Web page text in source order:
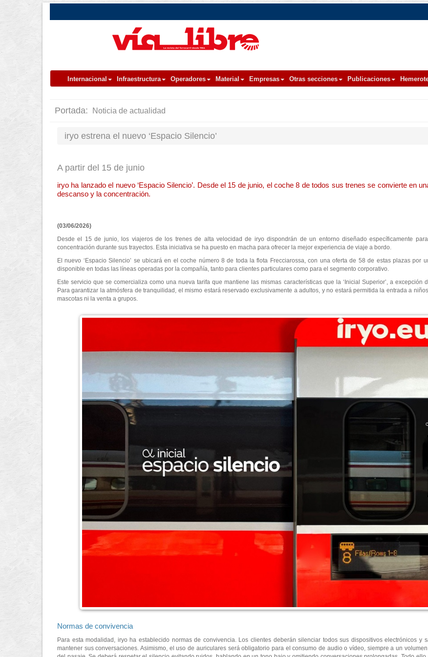
Internacional Infraestructura Operadores Material Empresas Otras secciones Publicaciones
Portada: Noticia de actualidad
iryo estrena el nuevo ‘Espacio Silencio’
A partir del 15 de junio
iryo ha lanzado el nuevo ‘Espacio Silencio’. Desde el 15 de junio, el coche 8 de todos sus trenes se convierte en
descanso y la concentración.
(03/06/2026)
Desde el 15 de junio, los viajeros de los trenes de alta velocidad de iryo dispondrán de un entorno diseñado específicamente
concentración durante sus trayectos. Esta iniciativa se ha puesto en macha para ofrecer la mejor experiencia de viaje a bordo.
El nuevo ‘Espacio Silencio’ se ubicará en el coche número 8 de toda la flota Frecciarossa, con una oferta de 58 de estas plazas por
disponible en todas las líneas operadas por la compañía, tanto para clientes particulares como para el segmento corporativo.
Este servicio que se comercializa como una nueva tarifa que mantiene las mismas características que la ‘Inicial Superior’, a excepción
Para garantizar la atmósfera de tranquilidad, el mismo estará reservado exclusivamente a adultos, y no estará permitida la entrada a
mascotas ni la venta a grupos.
Normas de convivencia
Para esta modalidad, iryo ha establecido normas de convivencia. Los clientes deberán silenciar todos sus dispositivos electrónicos y
mantener sus conversaciones. Asimismo, el uso de auriculares será obligatorio para el consumo de audio o vídeo, siempre a un